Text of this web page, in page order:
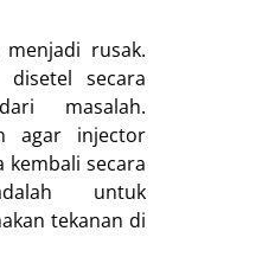
rusak.
secara
masalah.
agar injector
kembali secara
untuk
tekanan di